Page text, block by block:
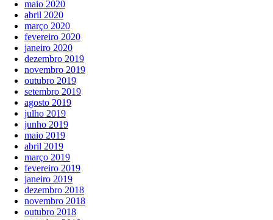
maio 2020
abril 2020
março 2020
fevereiro 2020
janeiro 2020
dezembro 2019
novembro 2019
outubro 2019
setembro 2019
agosto 2019
julho 2019
junho 2019
maio 2019
abril 2019
março 2019
fevereiro 2019
janeiro 2019
dezembro 2018
novembro 2018
outubro 2018